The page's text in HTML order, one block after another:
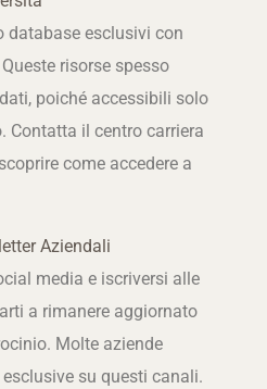
esclusivi con
risorse spesso
poiché accessibili solo
Contatta il centro carriera
come accedere a
Aziendali
media e iscriversi alle
a rimanere aggiornato
Molte aziende
su questi canali.